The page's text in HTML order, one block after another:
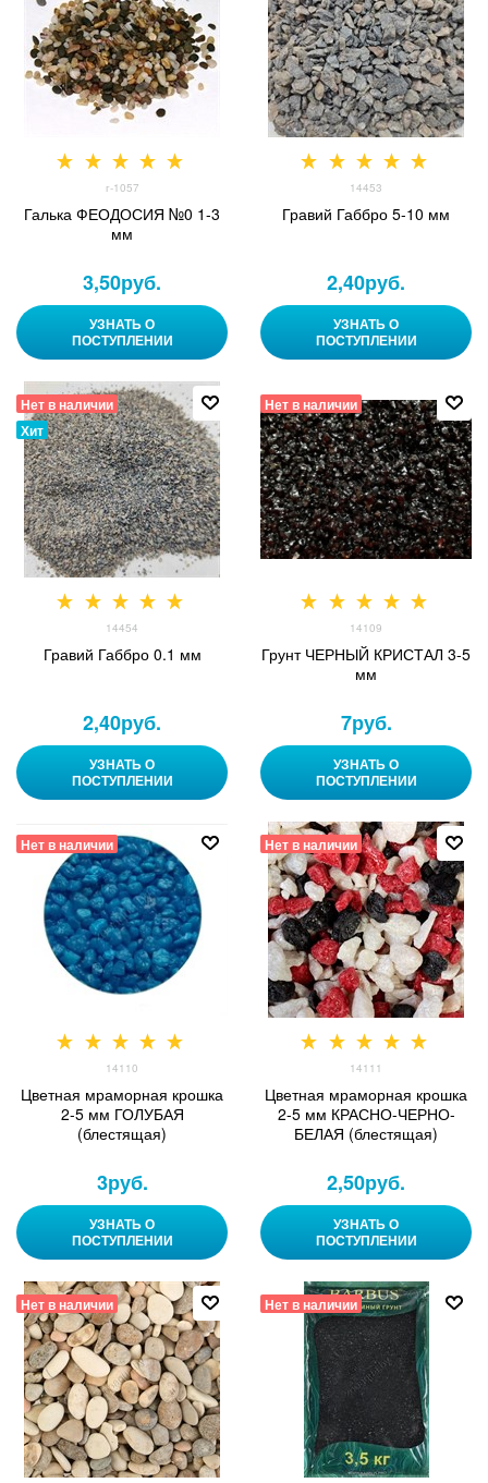
г-1057
Галька ФЕОДОСИЯ №0 1-3
мм
3,50руб.
УЗНАТЬ О
ПОСТУПЛЕНИИ
14453
Гравий Габбро 5-10 мм
2,40руб.
УЗНАТЬ О
ПОСТУПЛЕНИИ
Нет в наличии
Хит
14454
Гравий Габбро 0.1 мм
2,40руб.
УЗНАТЬ О
ПОСТУПЛЕНИИ
Нет в наличии
14109
Грунт ЧЕРНЫЙ КРИСТАЛ 3-5
мм
7руб.
УЗНАТЬ О
ПОСТУПЛЕНИИ
Нет в наличии
14110
Цветная мраморная крошка
2-5 мм ГОЛУБАЯ
(блестящая)
3руб.
УЗНАТЬ О
ПОСТУПЛЕНИИ
Нет в наличии
14111
Цветная мраморная крошка
2-5 мм КРАСНО-ЧЕРНО-
БЕЛАЯ (блестящая)
2,50руб.
УЗНАТЬ О
ПОСТУПЛЕНИИ
Нет в наличии Нет в наличии